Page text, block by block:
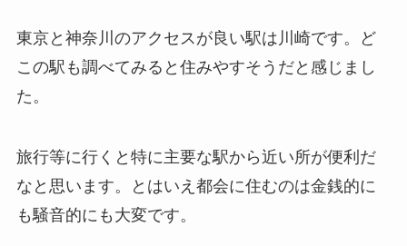
東京と神奈川のアクセスが良い駅は川崎です。
ど
この駅も調べてみると住みやすそうだと感じまし
た。
旅行等に行くと特に主要な駅から近い所が便利だ
なと思います。
とはいえ都会に住むのは金銭的に
も騒音的にも大変です。